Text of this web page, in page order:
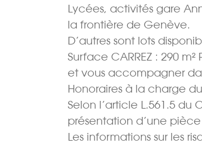
Lycées, activités gare
la frontière de Genève.
D’autres sont lots
Surface CARREZ : 290
et vous accompagner
Honoraires à la charge du
Selon l’article L.561.5
présentation d’une
Les informations sur les